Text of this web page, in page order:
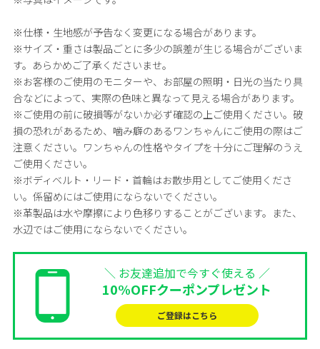
※仕様・生地感が予告なく変更になる場合があります。
※サイズ・重さは製品ごとに多少の誤差が生じる場合がございま
す。あらかめご了承くださいませ。
※お客様のご使用のモニターや、お部屋の照明・日光の当たり具
合などによって、実際の色味と異なって見える場合があります。
※ご使用の前に破損等がないか必ず確認の上ご使用ください。破
損の恐れがあるため、噛み癖のあるワンちゃんにご使用の際はご
注意ください。ワンちゃんの性格やタイプを十分にご理解のうえ
ご使用ください。
※ボディベルト・リード・首輪はお散歩用としてご使用くださ
い。係留めにはご使用にならないでください。
※革製品は水や摩擦により色移りすることがございます。また、
水辺ではご使用にならないでください。
＼ お友達追加で今すぐ使える ／
10%OFFクーポンプレゼント
ご登録はこちら